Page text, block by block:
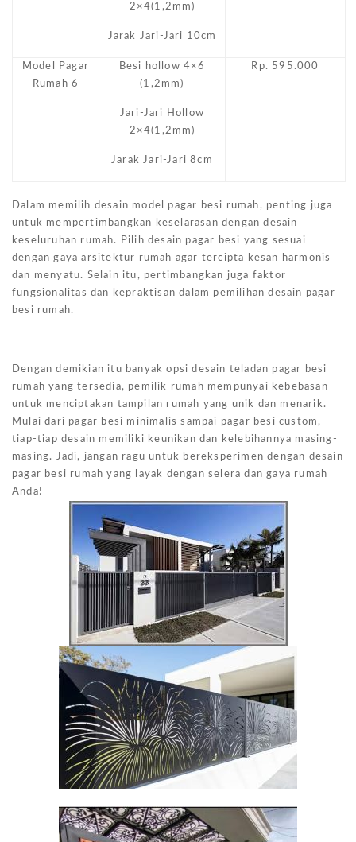
2×4(1,2mm)
Jarak Jari-Jari 10cm
Model Pagar
Rumah 6
Besi hollow 4×6
(1,2mm)
Jari-Jari Hollow
2×4(1,2mm)
Jarak Jari-Jari 8cm
Rp. 595.000
Dalam memilih desain model pagar besi rumah, penting juga
untuk mempertimbangkan keselarasan dengan desain
keseluruhan rumah. Pilih desain pagar besi yang sesuai
dengan gaya arsitektur rumah agar tercipta kesan harmonis
dan menyatu. Selain itu, pertimbangkan juga faktor
fungsionalitas dan kepraktisan dalam pemilihan desain pagar
besi rumah.
Dengan demikian itu banyak opsi desain teladan pagar besi
rumah yang tersedia, pemilik rumah mempunyai kebebasan
untuk menciptakan tampilan rumah yang unik dan menarik.
Mulai dari pagar besi minimalis sampai pagar besi custom,
tiap-tiap desain memiliki keunikan dan kelebihannya masing-
masing. Jadi, jangan ragu untuk bereksperimen dengan desain
pagar besi rumah yang layak dengan selera dan gaya rumah
Anda!